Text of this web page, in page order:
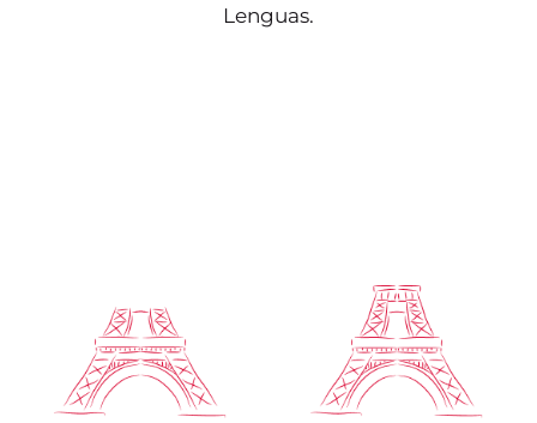
Lenguas.
Nivel independiente.
Puede entender y
participar en una
discusión, dar su opinión,
Puede argumentar para
dar su opinión,
desarrollar su punto de
vista y sus conocimientos